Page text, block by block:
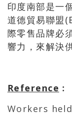
印度南部是一
道德貿易聯盟
際零售品牌必
響力，來解決
Reference :
Workers